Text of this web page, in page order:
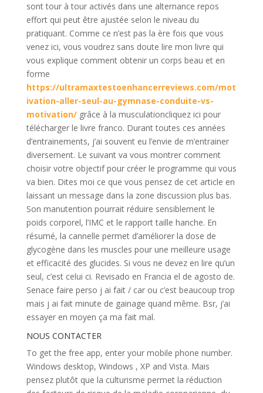
sont tour à tour activés dans une alternance repos
effort qui peut être ajustée selon le niveau du
pratiquant. Comme ce n’est pas la ère fois que vous
venez ici, vous voudrez sans doute lire mon livre qui
vous explique comment obtenir un corps beau et en
forme
https://ultramaxtestoenhancerreviews.com/mot
ivation-aller-seul-au-gymnase-conduite-vs-
motivation/grâce à la musculationcliquez ici pour
télécharger le livre franco. Durant toutes ces années
d’entrainements, j’ai souvent eu l’envie de m’entrainer
diversement. Le suivant va vous montrer comment
choisir votre objectif pour créer le programme qui vous
va bien. Dites moi ce que vous pensez de cet article en
laissant un message dans la zone discussion plus bas.
Son manutention pourrait réduire sensiblement le
poids corporel, l’IMC et le rapport taille hanche. En
résumé, la cannelle permet d’améliorer la dose de
glycogène dans les muscles pour une meilleure usage
et efficacité des glucides. Si vous ne devez en lire qu’un
seul, c’est celui ci. Revisado en Francia el de agosto de.
Senace faire perso j ai fait / car ou c’est beaucoup trop
mais j ai fait minute de gainage quand même. Bsr, j’ai
essayer en moyen ça ma fait mal.
NOUS CONTACTER
To get the free app, enter your mobile phone number.
Windows desktop, Windows , XP and Vista. Mais
pensez plutôt que la culturisme permet la réduction